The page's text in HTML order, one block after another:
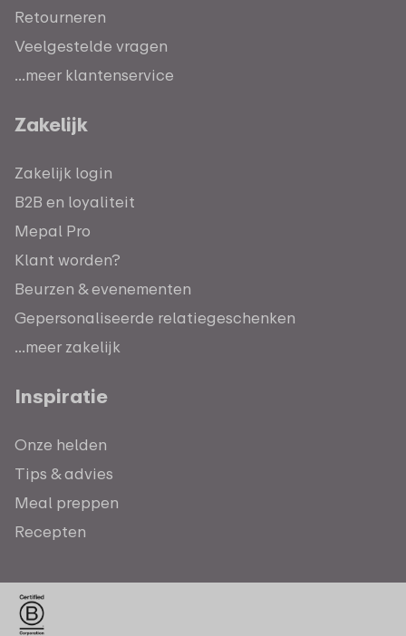
Retourneren
Veelgestelde vragen
...meer klantenservice
Zakelijk
Zakelijk login
B2B en loyaliteit
Mepal Pro
Klant worden?
Beurzen & evenementen
Gepersonaliseerde relatiegeschenken
...meer zakelijk
Inspiratie
Onze helden
Tips & advies
Meal preppen
Recepten